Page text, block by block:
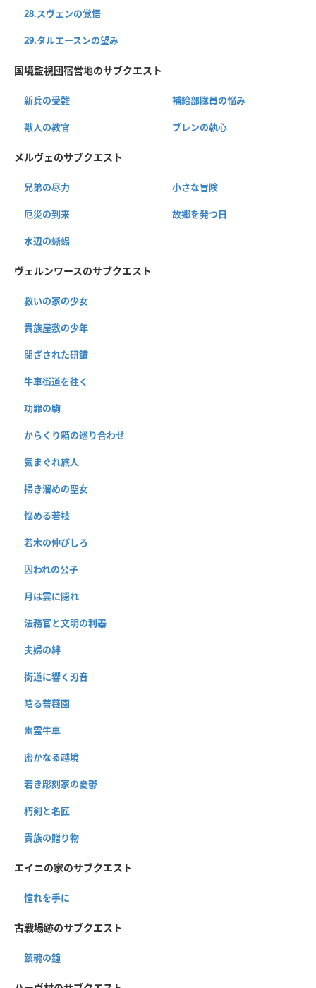
28.スヴェンの覚悟
29.タルエースンの望み
国境監視団宿営地のサブクエスト
新兵の受難 補給部隊員の悩み
獣人の教官 ブレンの執心
メルヴェのサブクエスト
兄弟の尽力 小さな冒険
厄災の到来 故郷を発つ日
水辺の蜥蜴
ヴェルンワースのサブクエスト
救いの家の少女
貴族屋敷の少年
閉ざされた研鑽
牛車街道を往く
功罪の駒
からくり箱の巡り合わせ
気まぐれ旅人
掃き溜めの聖女
悩める若枝
若木の伸びしろ
囚われの公子
月は雲に隠れ
法務官と文明の利器
夫婦の絆
街道に響く刃音
陰る薔薇園
幽霊牛車
密かなる越境
若き彫刻家の憂鬱
朽剣と名匠
貴族の贈り物
エイニの家のサブクエスト
憧れを手に
古戦場跡のサブクエスト
鎮魂の鐘